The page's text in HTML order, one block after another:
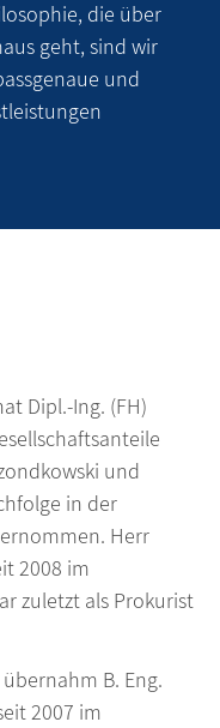
die über
geht, sind wir
und
Dipl.-Ing. (FH)
und
in der
Herr
2008 im
zuletzt als Prokurist
B. Eng.
2007 im